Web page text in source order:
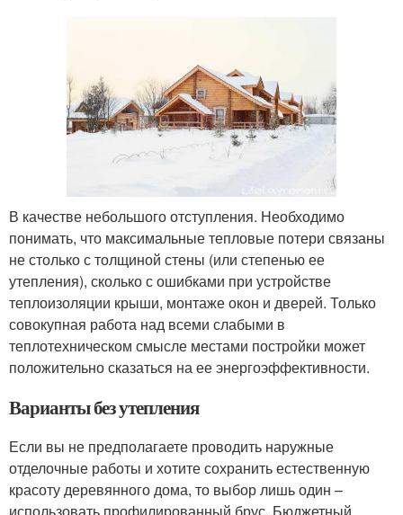
В качестве небольшого отступления. Необходимо
понимать, что максимальные тепловые потери связаны
не столько с толщиной стены (или степенью ее
утепления), сколько с ошибками при устройстве
теплоизоляции крыши, монтаже окон и дверей. Только
совокупная работа над всеми слабыми в
теплотехническом смысле местами постройки может
положительно сказаться на ее энергоэффективности.
Варианты без утепления
Если вы не предполагаете проводить наружные
отделочные работы и хотите сохранить естественную
красоту деревянного дома, то выбор лишь один –